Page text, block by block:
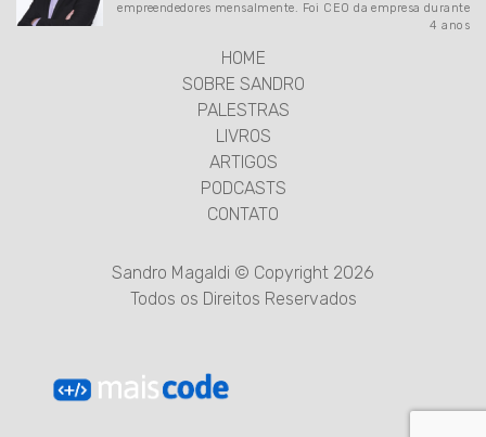
empreendedores mensalmente. Foi CEO da empresa durante
4 anos
HOME
SOBRE SANDRO
PALESTRAS
LIVROS
ARTIGOS
PODCASTS
CONTATO
Sandro Magaldi © Copyright 2026
Todos os Direitos Reservados